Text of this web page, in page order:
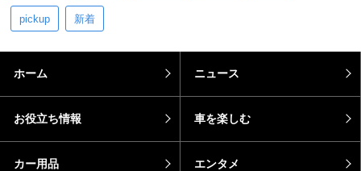
pickup 新着
ホーム ニュース
お役立ち情報 車を楽しむ
カー用品 エンタメ